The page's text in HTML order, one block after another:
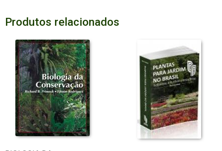
Produtos relacionados